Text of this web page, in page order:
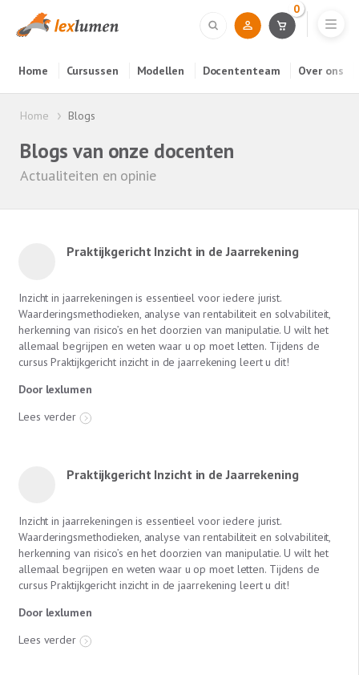
Home Cursussen Modellen Docententeam Over ons
0
Home Blogs
Blogs van onze docenten
Actualiteiten en opinie
Praktijkgericht Inzicht in de Jaarrekening
Inzicht in jaarrekeningen is essentieel voor iedere jurist.
Waarderingsmethodieken, analyse van rentabiliteit en solvabiliteit,
herkenning van risico’s en het doorzien van manipulatie. U wilt het
allemaal begrijpen en weten waar u op moet letten. Tijdens de
cursus Praktijkgericht inzicht in de jaarrekening leert u dit!
Door lexlumen
Lees verder
Praktijkgericht Inzicht in de Jaarrekening
Inzicht in jaarrekeningen is essentieel voor iedere jurist.
Waarderingsmethodieken, analyse van rentabiliteit en solvabiliteit,
herkenning van risico’s en het doorzien van manipulatie. U wilt het
allemaal begrijpen en weten waar u op moet letten. Tijdens de
cursus Praktijkgericht inzicht in de jaarrekening leert u dit!
Door lexlumen
Lees verder